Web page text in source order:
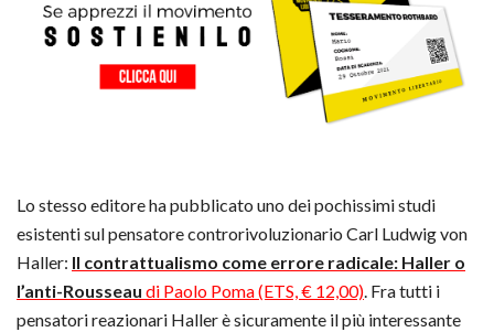
Lo stesso editore ha pubblicato uno dei pochissimi studi
esistenti sul pensatore controrivoluzionario Carl Ludwig von
Haller: Il contrattualismo come errore radicale: Haller o
l’anti-Rousseau di Paolo Poma (ETS, € 12,00). Fra tutti i
pensatori reazionari Haller è sicuramente il più interessante